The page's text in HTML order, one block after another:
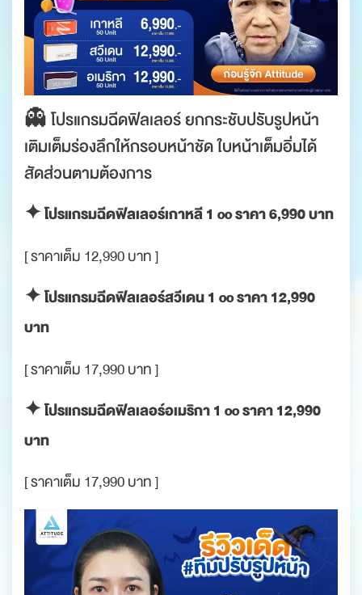
👻 โปรแกรมฉีดฟิลเลอร์ ยกกระชับปรับรูปหน้า
เติมเต็มร่องลึกให้กรอบหน้าชัด ใบหน้าเต็มอิ่มได้
สัดส่วนตามต้องการ
✦ โปรแกรมฉีดฟิลเลอร์เกาหลี 1 cc ราคา 6,990 บาท
[ ราคาเต็ม 12,990 บาท ]
✦ โปรแกรมฉีดฟิลเลอร์สวีเดน 1 cc ราคา 12,990
บาท
[ ราคาเต็ม 17,990 บาท ]
✦ โปรแกรมฉีดฟิลเลอร์อเมริกา 1 cc ราคา 12,990
บาท
[ ราคาเต็ม 17,990 บาท ]